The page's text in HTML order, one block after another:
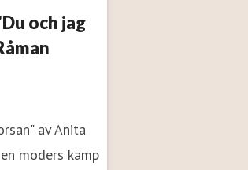
och jag
av Anita
moders kamp